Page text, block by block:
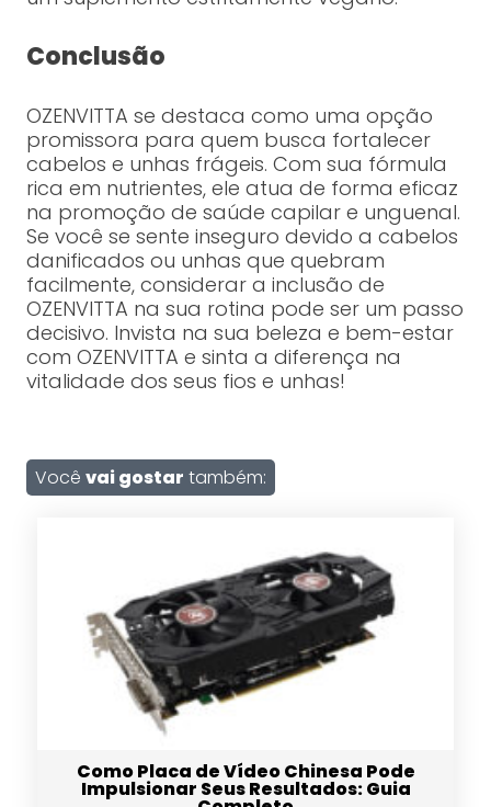
Conclusão
OZENVITTA se destaca como uma opção
promissora para quem busca fortalecer
cabelos e unhas frágeis. Com sua fórmula
rica em nutrientes, ele atua de forma eficaz
na promoção de saúde capilar e unguenal.
Se você se sente inseguro devido a cabelos
danificados ou unhas que quebram
facilmente, considerar a inclusão de
OZENVITTA na sua rotina pode ser um passo
decisivo. Invista na sua beleza e bem-estar
com OZENVITTA e sinta a diferença na
vitalidade dos seus fios e unhas!
Você vai gostar também:
Como Placa de Vídeo Chinesa Pode
Impulsionar Seus Resultados: Guia